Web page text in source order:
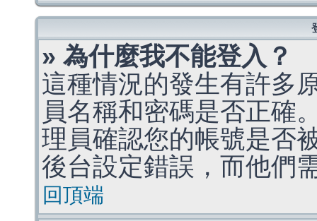
» 為什麼我不能登入？
這種情況的發生有許多
員名稱和密碼是否正確
理員確認您的帳號是否
後台設定錯誤，而他們
回頂端